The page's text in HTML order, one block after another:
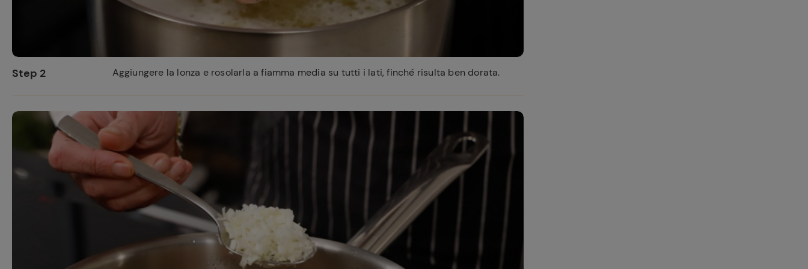
Step 2 Aggiungere la lonza e rosolarla a fiamma media su tutti i lati, finché risulta ben dorata.